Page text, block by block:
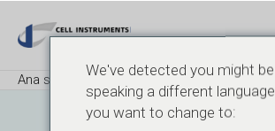
atla
Ana sayfa Blog Flanş Kırılma Direnci -
sonrası
We've detected you might be
speaking a different
you want to change to: